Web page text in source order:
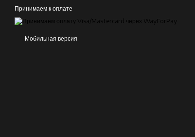
Принимаем к оплате
Мобильная версия